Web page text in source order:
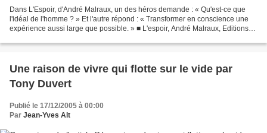
Dans L'Espoir, d'André Malraux, un des héros demande : « Qu'est-ce que
l'idéal de l'homme ? » Et l'autre répond : « Transformer en conscience une
expérience aussi large que possible. » ■ L'espoir, André Malraux, Editions
Une raison de vivre qui flotte sur le vide par
Tony Duvert
Publié le 17/12/2005 à 00:00
Par Jean-Yves Alt